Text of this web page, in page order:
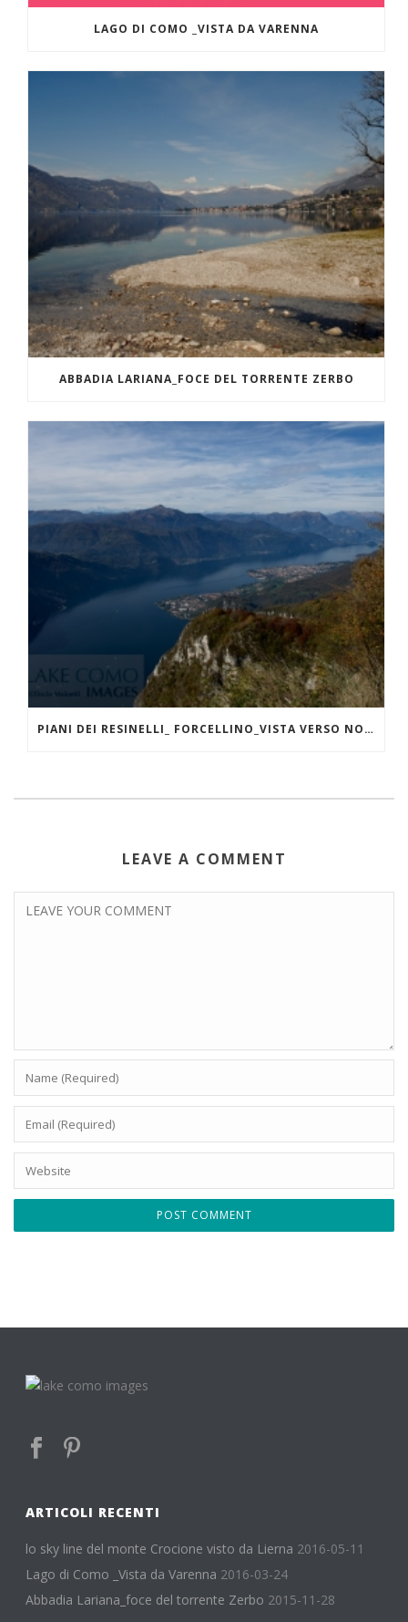
LAGO DI COMO _VISTA DA VARENNA
ABBADIA LARIANA_FOCE DEL TORRENTE ZERBO
PIANI DEI RESINELLI_ FORCELLINO_VISTA VERSO NORD
LEAVE A COMMENT
ARTICOLI RECENTI
lo sky line del monte Crocione visto da Lierna 2016-05-11
Lago di Como _Vista da Varenna 2016-03-24
Abbadia Lariana_foce del torrente Zerbo 2015-11-28